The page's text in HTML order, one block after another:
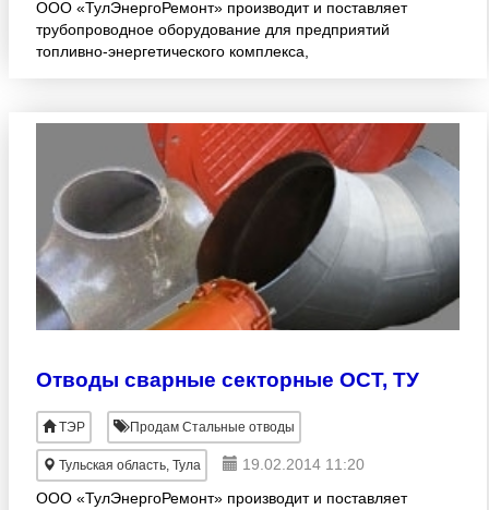
ООО «ТулЭнергоРемонт» производит и поставляет
трубопроводное оборудование для предприятий
топливно-энергетического комплекса,
Отводы сварные секторные ОСТ, ТУ
ТЭР Продам Стальные отводы
Тульская область, Тула
19.02.2014 11:20
ООО «ТулЭнергоРемонт» производит и поставляет